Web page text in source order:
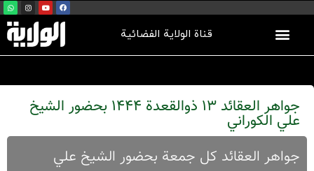
قناة الولاية الفضائية
جواهر العقائد 13 ذوالقعدة 1444 بحضور الشيخ
علي الكوراني
جواهر العقائد کل جمعة بحضور الشیخ علي